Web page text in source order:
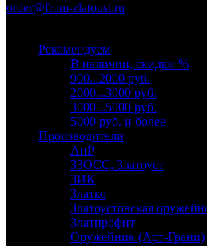
order@from-zlatoust.ru
Рекомендуем
В наличии, скидки %
900...2000 руб.
2000...3000 руб.
3000...5000 руб.
5000 руб. и более
Производители
АиР
ЗЗОСС, Златоуст
ЗИК
Златко
Златоустовская
Златпрофит
Оружейник (Арт-Грани)